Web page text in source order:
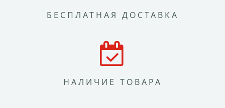
БЕСПЛАТНАЯ ДОСТАВКА
НАЛИЧИЕ ТОВАРА